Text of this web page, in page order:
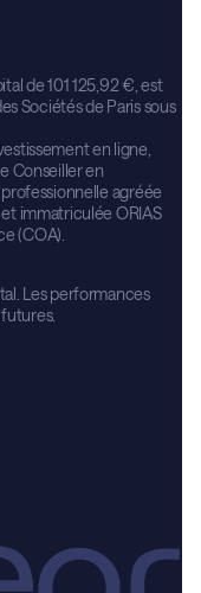
de 101 125,92 €, est
Sociétés de Paris sous
en ligne,
Conseiller en
agréée
immatriculée ORIAS
(COA).
Les performances